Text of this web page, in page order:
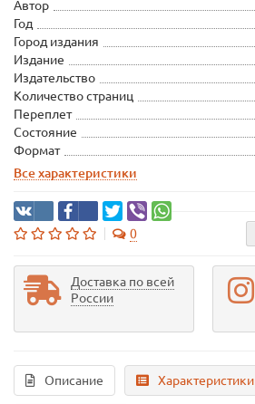
Автор
Год
Город издания
Издание
Издательство
Количество страниц
Переплет
Состояние
Формат
Все характеристики
0
Доставка по всей
России
Описание Характеристики